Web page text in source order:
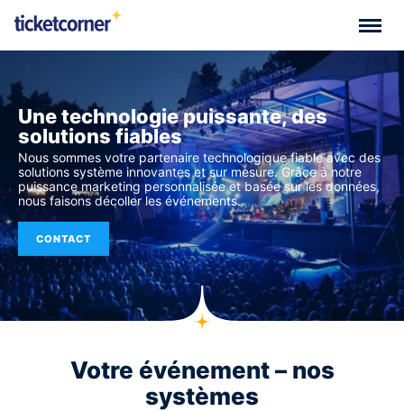
Une technologie puissante, des
solutions fiables
Nous sommes votre partenaire technologique fiable avec des
solutions système innovantes et sur mesure. Grâce à notre
puissance marketing personnalisée et basée sur les données,
nous faisons décoller les événements.
CONTACT
Votre événement – ​​nos
systèmes